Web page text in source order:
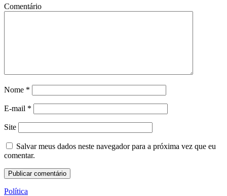
Comentário
Nome *
E-mail *
Site
Salvar meus dados neste navegador para a próxima vez que eu
comentar.
Política